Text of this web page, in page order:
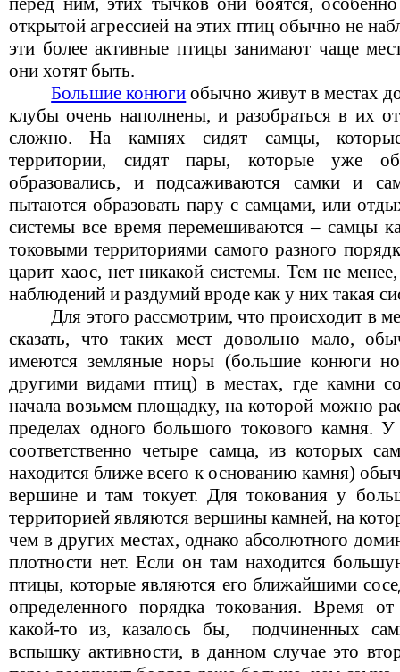
открытой агрессией на этих птиц обычно не
эти более активные птицы занимают чаще
они хотят быть.
Большие конюги обычно живут в местах
клубы очень наполнены, и разобраться в их
сложно. На камнях сидят самцы,
территории, сидят пары, которые уже
образовались, и подсаживаются самки и
пытаются образовать пару с самцами, или
системы все время перемешиваются – самцы
токовыми территориями самого разного
царит хаос, нет никакой системы. Тем не
наблюдений и раздумий вроде как у них такая
Для этого рассмотрим, что происходит в
сказать, что таких мест довольно мало,
имеются земляные норы (большие конюги
другими видами птиц) в местах, где камни
начала возьмем площадку, на которой можно
пределах одного большого токового камня.
соответственно четыре самца, из которых
находится ближе всего к основанию камня)
вершине и там токует. Для токования у
территорией являются вершины камней, на
чем в других местах, однако абсолютного
плотности нет. Если он там находится
птицы, которые являются его ближайшими
определенного порядка токования. Время
какой-то из, казалось бы,
подчиненных
вспышку активности, в данном случае это